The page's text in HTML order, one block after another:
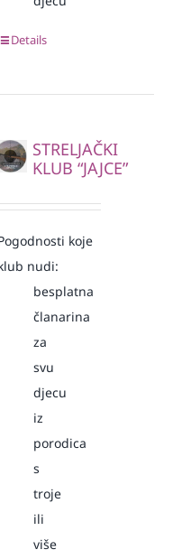
Details
STRELJAČKI
KLUB “JAJCE”
koje
nudi:
besplatna
članarina
za
svu
djecu
iz
porodica
s
troje
ili
više